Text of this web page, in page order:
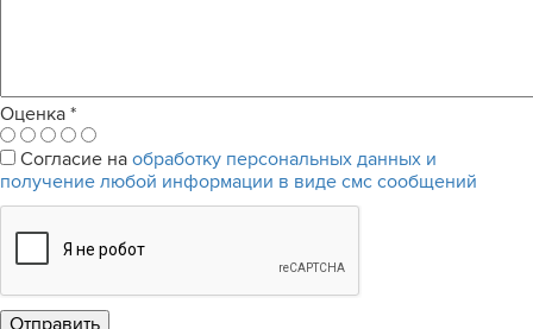
Оценка *
Согласие на обработку персональных данных и
получение любой информации в виде смс сообщений